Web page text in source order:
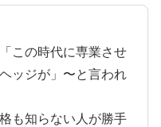
この時代に専業させ
ッジが」〜と言われ
も知らない人が勝手